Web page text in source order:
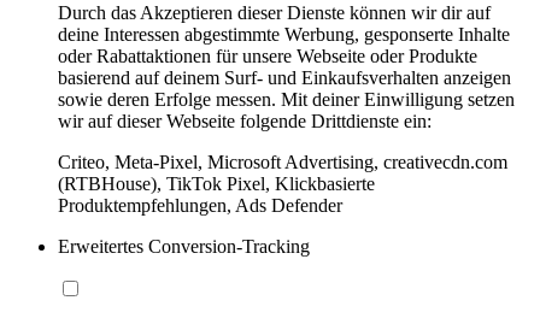
Durch das Akzeptieren dieser Dienste können wir dir auf
deine Interessen abgestimmte Werbung, gesponserte Inhalte
oder Rabattaktionen für unsere Webseite oder Produkte
basierend auf deinem Surf- und Einkaufsverhalten anzeigen
sowie deren Erfolge messen. Mit deiner Einwilligung setzen
wir auf dieser Webseite folgende Drittdienste ein:
Criteo, Meta-Pixel, Microsoft Advertising, creativecdn.com
(RTBHouse), TikTok Pixel, Klickbasierte
Produktempfehlungen, Ads Defender
Erweitertes Conversion-Tracking